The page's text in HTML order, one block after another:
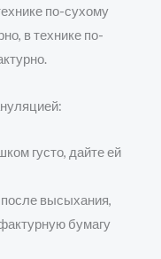
по-сухому
в технике по-
густо, дайте ей
высыхания,
бумагу